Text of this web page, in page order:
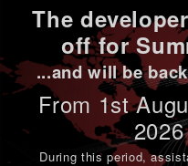
The
off for
...and will be
From 1st
During this period,